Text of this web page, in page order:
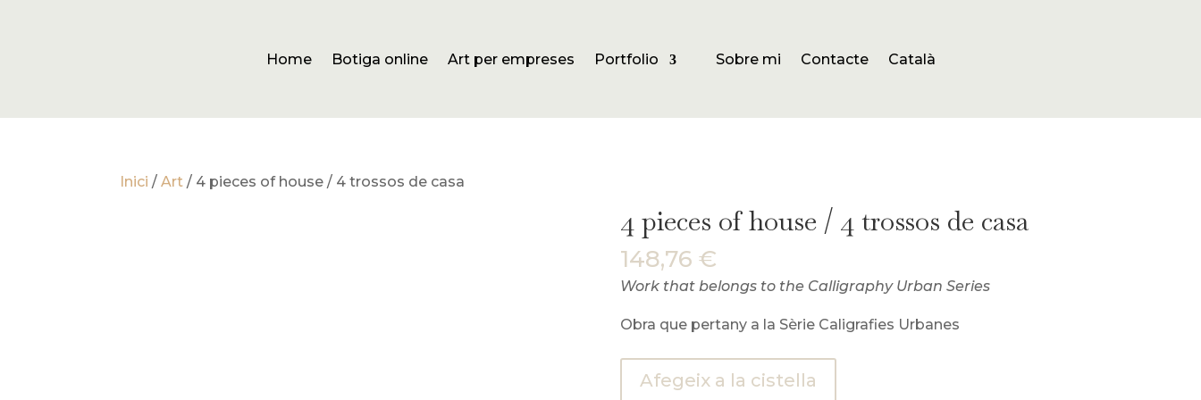
Home Botiga online Art per empreses Portfolio Sobre mi Contacte Català
Inici /Art / 4 pieces of house / 4 trossos de casa
4 pieces of house / 4 trossos de casa
148,76 €
Work that belongs to the Calligraphy Urban Series
Obra que pertany a la Sèrie Caligrafies Urbanes
quantitat
Afegeix a la cistella